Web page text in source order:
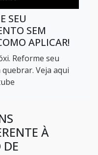
sp
SEU
SEM
APLICAR!
Reforme seu
Veja aqui
À
DE